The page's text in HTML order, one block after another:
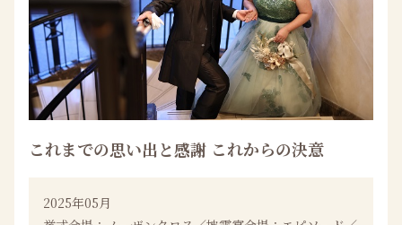
これまでの思い出と感謝 これからの決意
2025年05月